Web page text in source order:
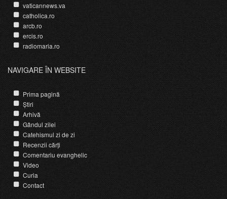
vaticannews.va
catholica.ro
arcb.ro
ercis.ro
radiomaria.ro
NAVIGARE ÎN WEBSITE
Prima pagină
Știri
Arhivă
Gândul zilei
Catehismul zi de zi
Recenzii cărți
Comentariu evanghelic
Video
Curia
Contact